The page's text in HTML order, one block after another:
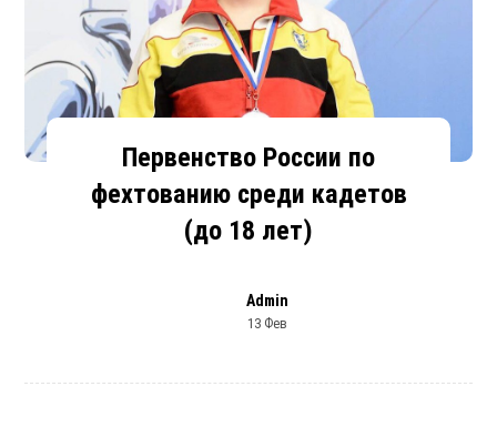
Первенство России по
фехтованию среди кадетов
(до 18 лет)
Admin
13 Фев